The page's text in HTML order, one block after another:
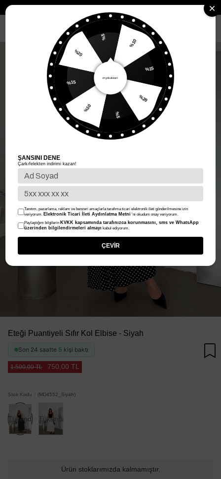
Kadın Üst Giyim Sıfır Kol Elbise
Eteği Puantiyeli Sıfır Kol Elbise - Siyah
Son 24 saatte 5 kişi baktı
1.500,00 TL 750,00 TL
Stok Kodu (MD4552_Siyah)
Tükendi Tükendi
Ürün stoklarımızda kalmamıştır.
%5
%10
%15
%20
%5
%10
%15
%20
ŞANSINI DENE
Çarkıfelekten indirimi kazan!
Tanıtım, pazarlama, reklam ve benzeri amaçlarla tarafıma ticari elektronik ileti gönderilmesine izin
veriyorum. Elektronik Ticari İleti Aydınlatma Metni 'ni okudum onay veriyorum.
Paylaştığım bilgilerin KVKK kapsamında tarafınızca korunmasını, sms ve WhatsApp
üzerinden bilgilendirmeleri almayı kabul ediyorum.
ÇEVİR